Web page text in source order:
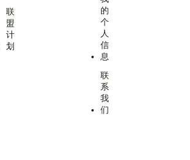
联
盟
计
划
的
个
人
信
息
联
系
我
们